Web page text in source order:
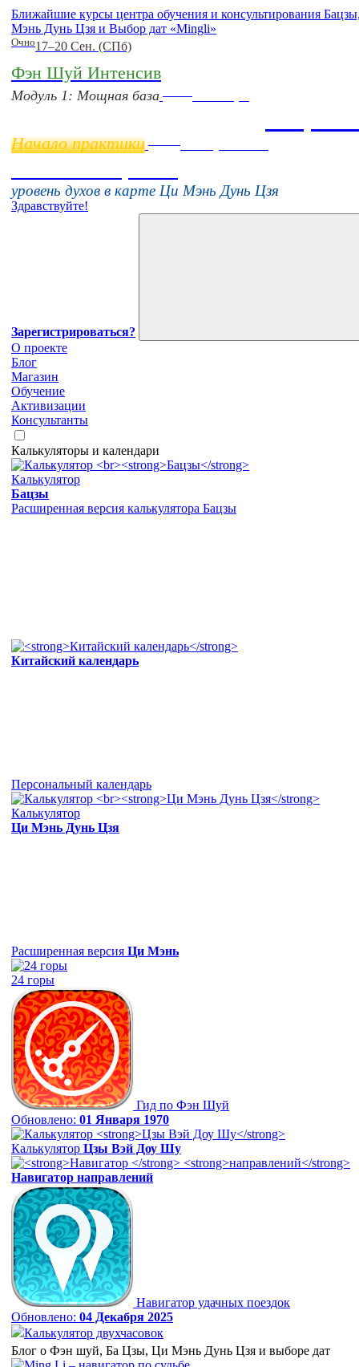
Ближайшие курсы центра обучения и консультирования
Мэнь Дунь Цзя и Выбор дат «Mingli»
Очно17–20 Сен. (СПб)
Фэн Шуй Интенсив
Модуль 1: Мощная база
Начало практики
уровень духов в карте Ци Мэнь Дунь Цзя
Здравствуйте!
Зарегистрироваться?
О проекте
Блог
Магазин
Обучение
Активизации
Консультанты
Калькуляторы и календари
Калькулятор
Бацзы
Расширенная версия калькулятора Бацзы
Китайский календарь
Персональный календарь
Калькулятор
Ци Мэнь Дунь Цзя
Расширенная версия Ци Мэнь
24 горы
Гид по Фэн Шуй
Обновлено: 01 Января 1970
Калькулятор Цзы Вэй Доу Шу
Навигатор направлений
Навигатор удачных поездок
Обновлено: 04 Декабря 2025
Калькулятор двухчасовок
Блог о Фэн шуй, Ба Цзы, Ци Мэнь Дунь Цзя и выборе дат